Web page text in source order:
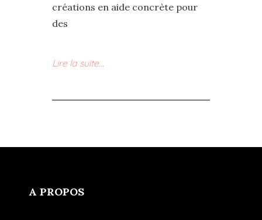
créations en aide concrète pour
des
Lire la suite…
A PROPOS